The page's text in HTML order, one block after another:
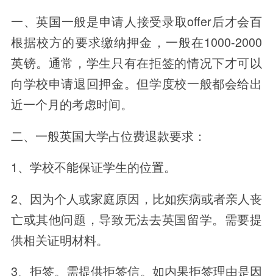
一、英国一般是申请人接受录取offer后才会百
根据校方的要求缴纳押金，一般在1000-2000
英镑。通常，学生只有在拒签的情况下才可以
向学校申请退回押金。但学度校一般都会给出
近一个月的考虑时间。
二、一般英国大学占位费退款要求：
1、学校不能保证学生的位置。
2、因为个人或家庭原因，比如疾病或者亲人丧
亡或其他问题，导致无法去英国留学。需要提
供相关证明材料。
3、拒签。需提供拒签信。如内果拒签理由是因